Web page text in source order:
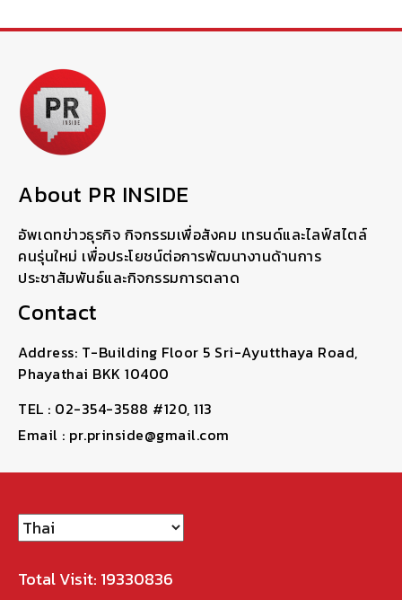
About PR INSIDE
อัพเดทข่าวธุรกิจ กิจกรรมเพื่อสังคม เทรนด์และไลฟ์สไตล์
คนรุ่นใหม่ เพื่อประโยชน์ต่อการพัฒนางานด้านการ
ประชาสัมพันธ์และกิจกรรมการตลาด
Contact
Address: T-Building Floor 5 Sri-Ayutthaya Road,
Phayathai BKK 10400
TEL : 02-354-3588 #120, 113
Email : pr.prinside@gmail.com
Total Visit: 19330836